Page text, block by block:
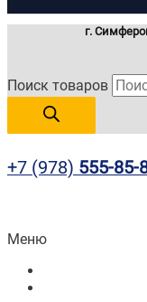
г.
Поиск товаров
+7 (978) 555-85-
Меню